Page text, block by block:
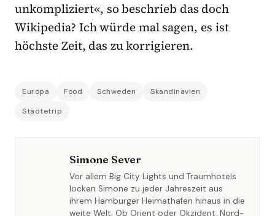
unkompliziert«, so beschrieb das doch
Wikipedia? Ich würde mal sagen, es ist
höchste Zeit, das zu korrigieren.
Europa Food Schweden
Skandinavien
Städtetrip
Simone Sever
Vor allem Big City Lights und Traumhotels
locken Simone zu jeder Jahreszeit aus
ihrem Hamburger Heimathafen hinaus in die
weite Welt. Ob Orient oder Okzident, Nord-